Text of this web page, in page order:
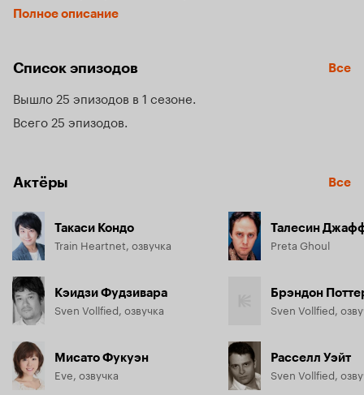
своим «клиентам» плохую удачу - обычно в виде
аккуратной дырочки между глаз... Но после знакомства с
решая начать новую жизнь. Но отпустит ли его тёмное
верных врагов, он продолжает жить, чтобы все увидели,
что Чёрный Кот гуляет сам по себе...
Полное описание
Список эпизодов Все
Вышло 25 эпизодов в 1 сезоне
Всего 25 эпизодов
Актёры Все
Такаси Кондо
Train Heartnet, озвучка
Кэидзи Фудзивара
Sven Vollfied, озвучка
Мисато Фукуэн
Eve, озвучка
Талесин
Preta Ghoul
Брэндон
Sven Vollfied,
Расселл Уэйт
Sven Vollfied,